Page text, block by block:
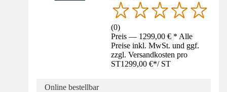
(0)
Preis — 1299,00 € * Alle
Preise inkl. MwSt. und ggf.
zzgl. Versandkosten pro
ST1299,00 €*/ ST
Online bestellbar